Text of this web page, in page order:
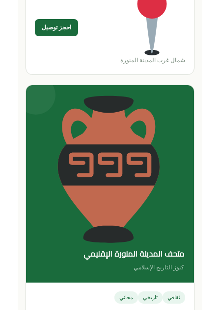
شمال غرب المدينة المنورة
احجز توصيل
متحف المدينة المنورة الإقليمي
كنوز التاريخ الإسلامي
ثقافي تاريخي مجاني